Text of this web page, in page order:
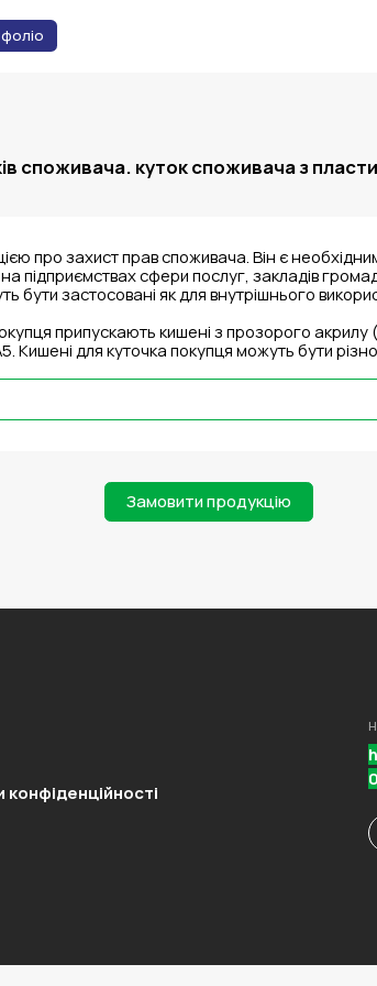
споживача. куток споживача з
про захист прав споживача. Він є
підприємствах сфери послуг, закладів
бути застосовані як для внутрішнього
припускають кишені з прозорого
Кишені для куточка покупця можуть бути
Замовити продукцію
конфіденційності